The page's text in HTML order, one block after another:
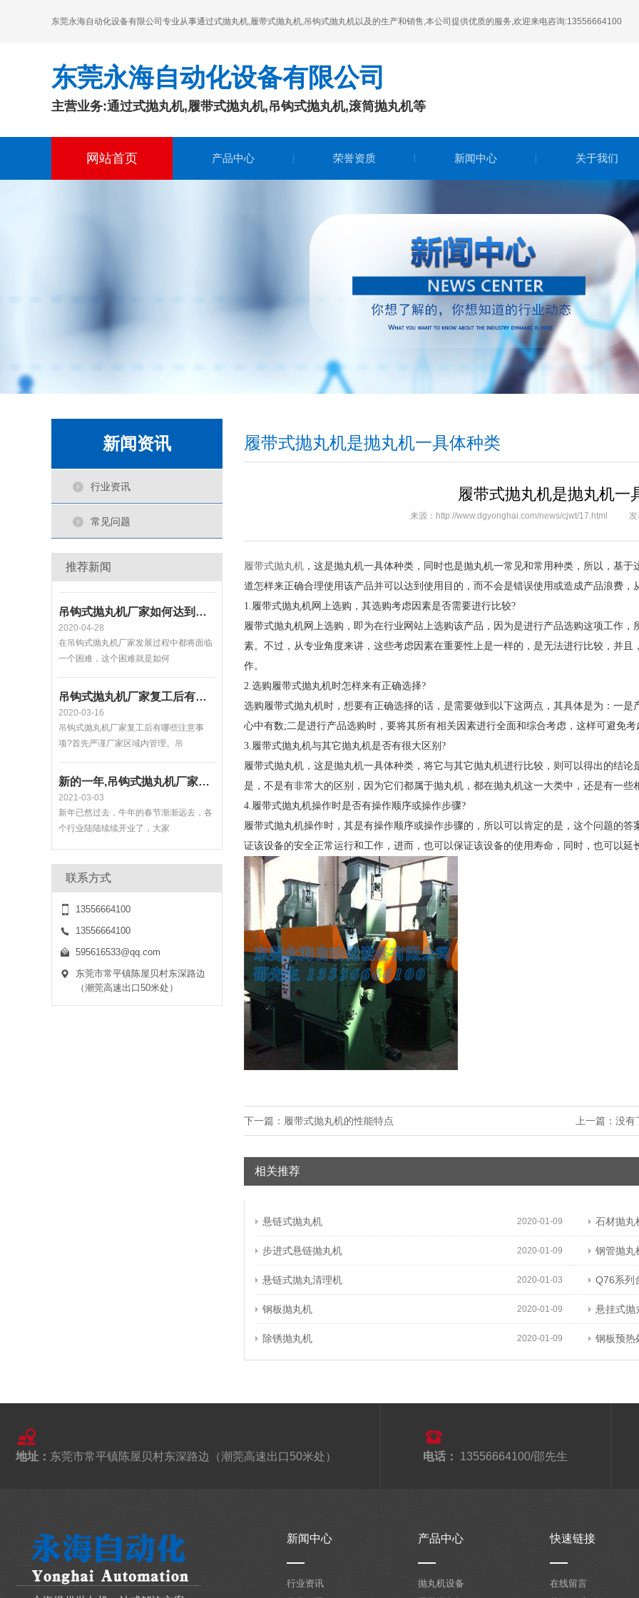
东莞永海自动化设备有限公司专业从事通过式抛丸机,履带式抛丸机,吊钩式抛丸机以及的生产和销售,本公司提供优质的服务,欢迎来电咨询:13556664100
东莞永海自动化设备有限公司
主营业务:通过式抛丸机,履带式抛丸机,吊钩式抛丸机,滚筒抛丸机等
网站首页 产品中心 荣誉资质 新闻中心 关于我们
新闻资讯
行业资讯
常见问题
推荐新闻
在调整吊钩式抛丸机的喷砂机时，应注意
钢板预热处理抛丸清理机公司疫情防控工作严肃执行
2020-12-28
在钢板预热处理抛丸清理机公司看来，自
履带式抛丸机的性能特点
通过式抛丸机厂家很重要的三个观念
2020-04-15
通过式抛丸机质量是制造出来的，而不是
检查出来的。制造质量操控的
提升履带式抛丸机公司计划制定的科学性
2020-04-01
加强履带式抛丸机公司的经营效率管理工
作质量，那就要加强效率管理
吊钩式抛丸机厂家如何达到可持续增长
2020-04-28
在吊钩式抛丸机厂家发展过程中都将面临
一个困难，这个困难就是如何
吊钩式抛丸机厂家复工后有哪些要重视的问题
2020-03-16
吊钩式抛丸机厂家复工后有哪些注意事
项?首先严谨厂家区域内管理。吊
新的一年,吊钩式抛丸机厂家祈祷一切会更好!
2021-03-03
新年已然过去，牛年的春节渐渐远去，各
个行业陆陆续续开业了，大家
抛丸机可以同时清理机器中的零件、砂子和取芯
2020-01-03
抛丸机可以同时清理机器中的零件、砂子
和取芯，让我们来谈谈抛丸机
2021-01-26
人向上的表现，积极也是任何
新型冠状病毒肺炎疫情开始以
2021-09-28
2020-01-13
通过式抛丸机企业方案管理时常被人们和
计划经济联络在一起，这个成
联系方式
13556664100
13556664100
595616533@qq.com
东莞市常平镇陈屋贝村东深路边
（潮莞高速出口50米处）
履带式抛丸机是抛丸机一具体种类
履带式抛丸机是抛丸机一
来源：http://www.dgyonghai.com/news/cjwt/17.html
履带式抛丸机 ，这是抛丸机一具体种类，同时也是抛丸机一常见和常用种类，所以，基
道怎样来正确合理使用该产品并可以达到使用目的，而不会是错误使用或造成产品浪费，
1.履带式抛丸机网上选购，其选购考虑因素是否需要进行比较?
履带式抛丸机网上选购，即为在行业网站上选购该产品，因为是进行产品选购这项工作
素。不过，从专业角度来讲，这些考虑因素在重要性上是一样的，是无法进行比较，并
作。
2.选购履带式抛丸机时怎样来有正确选择?
选购履带式抛丸机时，想要有正确选择的话，是需要做到以下这两点，其具体是为：一
心中有数;二是进行产品选购时，要将其所有相关因素进行全面和综合考虑，这样可避免
3.履带式抛丸机与其它抛丸机是否有很大区别?
履带式抛丸机，这是抛丸机一具体种类，将它与其它抛丸机进行比较，则可以得出的结
是，不是有非常大的区别，因为它们都属于抛丸机，都在抛丸机这一大类中，还是有一些
4.履带式抛丸机操作时是否有操作顺序或操作步骤?
履带式抛丸机操作时，其是有操作顺序或操作步骤的，所以可以肯定的是，这个问题的
证该设备的安全正常运行和工作，进而，也可以保证该设备的使用寿命，同时，也可以延
上一篇：没有
下一篇： 履带式抛丸机的性能特点
相关推荐
2020-01-09
悬链式抛丸机 石材抛丸
2020-01-09
步进式悬链抛丸机 钢管抛丸
2020-01-03
悬链式抛丸清理机 Q76系列
2020-01-09
钢板抛丸机 悬挂式抛
2020-01-09
除锈抛丸机 钢板预热
地址： 东莞市常平镇陈屋贝村东深路边（潮莞高速出口50米处） 电话： 13556664100/邵先生
新闻中心
行业资讯
产品中心
抛丸机设备
快速链接
在线留言